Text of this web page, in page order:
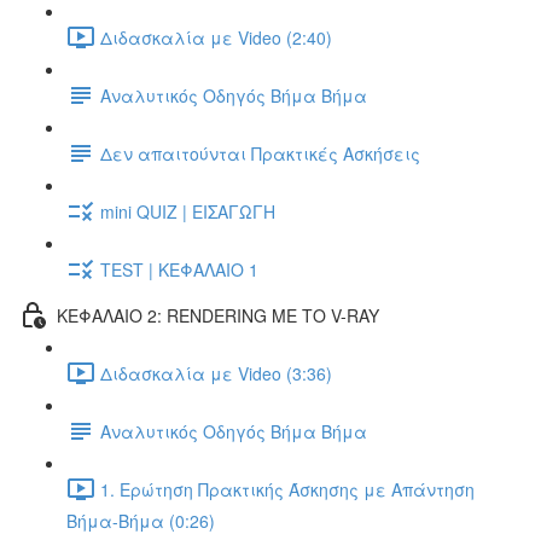
Διδασκαλία με Video (2:40)
Αναλυτικός Οδηγός Βήμα Βήμα
Δεν απαιτούνται Πρακτικές Ασκήσεις
mini QUIZ | ΕΙΣΑΓΩΓΗ
TEST | ΚΕΦΑΛΑΙΟ 1
ΚΕΦΑΛΑΙΟ 2: RENDERING ΜΕ ΤΟ V-RAY
Διδασκαλία με Video (3:36)
Αναλυτικός Οδηγός Βήμα Βήμα
1. Ερώτηση Πρακτικής Άσκησης με Απάντηση
Βήμα-Βήμα (0:26)